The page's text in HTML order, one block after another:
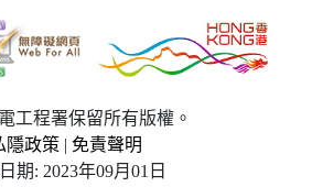
工程署保留所有版權。
隱政策 | 免責聲明
期: 2023年09月01日